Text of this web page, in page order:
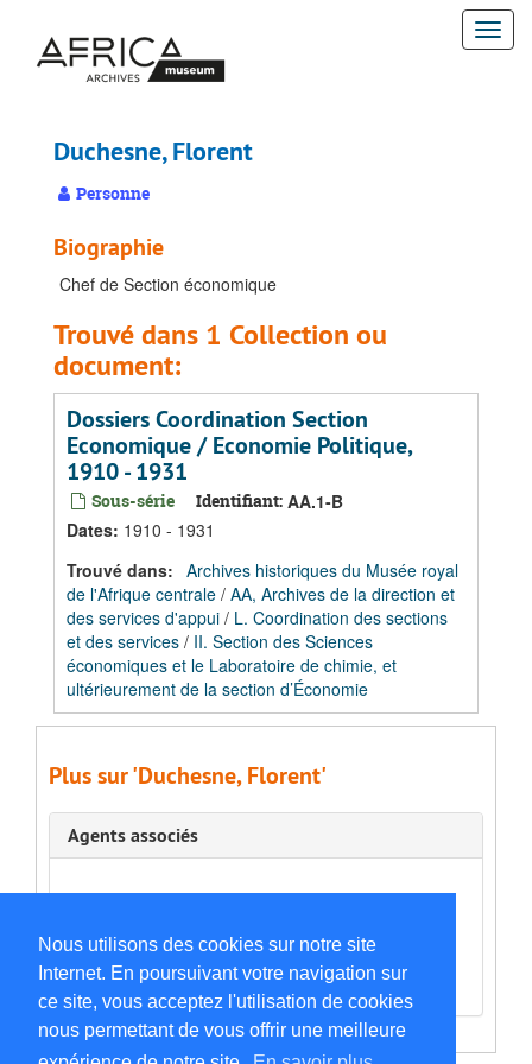
Nous utilisons des cookies sur notre site
Internet. En poursuivant votre navigation sur
ce site, vous acceptez l'utilisation de cookies
nous permettant de vous offrir une meilleure
contenu
Duchesne, Florent
Personne
Biographie
Chef de Section économique
Trouvé dans 1 Collection ou
document:
Dossiers Coordination Section
Economique / Economie Politique,
1910 - 1931
Sous-série Identifiant: AA.1-B
Dates: 1910 - 1931
Trouvé dans: Archives historiques du Musée royal
de l'Afrique centrale / AA, Archives de la direction et
des services d'appui / L. Coordination des sections
et des services / II. Section des Sciences
économiques et le Laboratoire de chimie, et
ultérieurement de la section d’Économie
Plus sur 'Duchesne, Florent'
Agents associés
Section Sciences économiques(Associative avec
relié, Personne morale)